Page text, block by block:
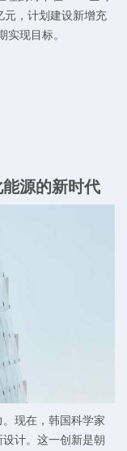
元，计划建设新增充
现目标。
源的新时代
现在，韩国科学家
计。这一创新是朝